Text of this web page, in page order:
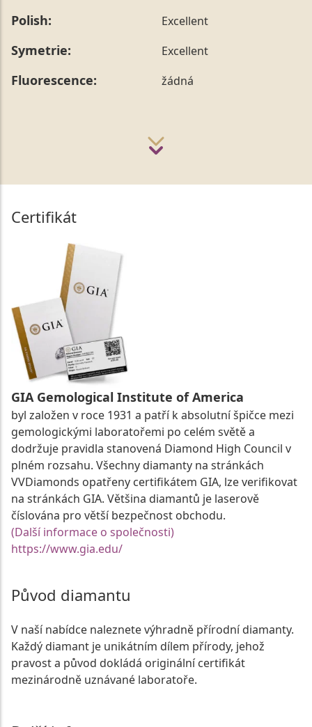
Polish: Excellent
Symetrie: Excellent
Fluorescence: žádná
Certifikát
GIA Gemological Institute of America
byl založen v roce 1931 a patří k absolutní špičce mezi
gemologickými laboratořemi po celém světě a
dodržuje pravidla stanovená Diamond High Council v
plném rozsahu. Všechny diamanty na stránkách
VVDiamonds opatřeny certifikátem GIA, lze verifikovat
na stránkách GIA. Většina diamantů je laserově
číslována pro větší bezpečnost obchodu.
(Další informace o společnosti)
https://www.gia.edu/
Původ diamantu
V naší nabídce naleznete výhradně přírodní diamanty.
Každý diamant je unikátním dílem přírody, jehož
pravost a původ dokládá originální certifikát
mezinárodně uznávané laboratoře.